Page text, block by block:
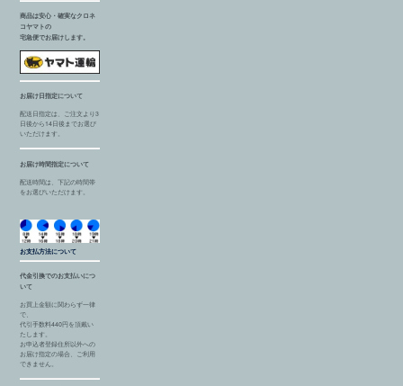
商品は安心・確実なクロネ
コヤマトの
宅急便でお届けします。
お届け日指定について
配送日指定は、ご注文より3
日後から14日後までお選び
いただけます。
お届け時間指定について
配送時間は、下記の時間帯
をお選びいただけます。
お支払方法について
代金引換でのお支払いにつ
いて
お買上金額に関わらず一律
で、
代引手数料440円を頂戴い
たします。
お申込者登録住所以外への
お届け指定の場合、ご利用
できません。